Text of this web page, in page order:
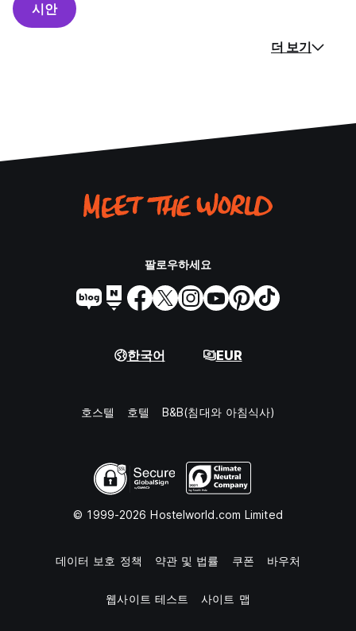
시안
더 보기
팔로우하세요
한국어 EUR
호스텔 호텔 B&B(침대와 아침식사)
© 1999-2026 Hostelworld.com Limited
데이터 보호 정책 약관 및 법률 쿠폰 바우처
웹사이트 테스트 사이트 맵